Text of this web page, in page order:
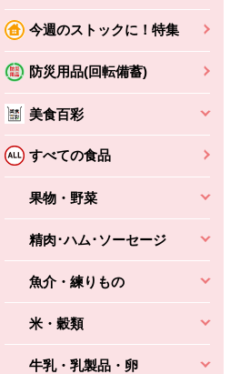
今週のストックに！特集
防災用品(回転備蓄)
美食百彩
すべての食品
果物・野菜
精肉･ハム･ソーセージ
魚介・練りもの
米・穀類
牛乳・乳製品・卵
（香
っ！
かごへ
バルサミコ
本体2,160円 (税込2,333円)
かごへ